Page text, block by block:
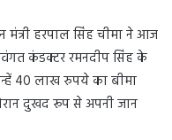
मंत्री हरपाल सिंह चीमा ने आज
कंडक्टर रमनदीप सिंह के
40 लाख रुपये का बीमा
दुखद रूप से अपनी जान